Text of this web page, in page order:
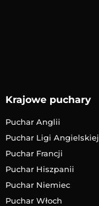
Krajowe puchary
Puchar Anglii
Puchar Ligi Angielskiej
Puchar Francji
Puchar Hiszpanii
Puchar Niemiec
Puchar Włoch